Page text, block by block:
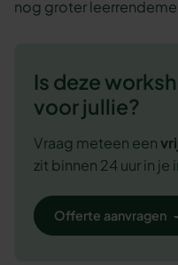
nog groter
Is deze
voor jullie?
Vraag meteen een
zit binnen 24 uur in je
Offerte aanvragen